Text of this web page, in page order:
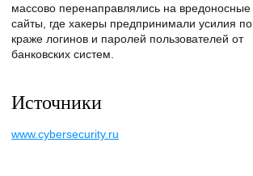
массово перенаправлялись на вредоносные
сайты, где хакеры предпринимали усилия по
краже логинов и паролей пользователей от
банковских систем.
Источники
www.cybersecurity.ru